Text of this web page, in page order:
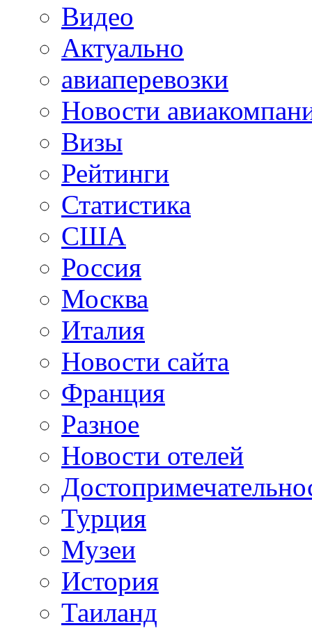
Видео
Актуально
авиаперевозки
Новости
Визы
Рейтинги
Статистика
США
Россия
Москва
Италия
Новости сайта
Франция
Разное
Новости отелей
Турция
Музеи
История
Таиланд